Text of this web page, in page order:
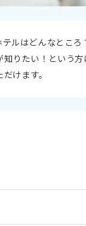
ルはどんなとこ
りたい！という
けます。